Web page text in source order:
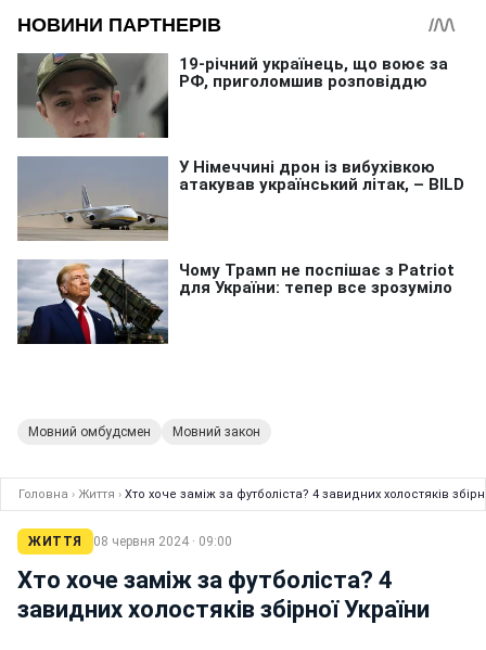
Мовний омбудсмен Мовний закон
Головна › Життя › Хто хоче заміж за футболіста? 4 завидних холостяків
ЖИТТЯ 08 червня 2024 · 09:00
Хто хоче заміж за футболіста? 4
завидних холостяків збірної України